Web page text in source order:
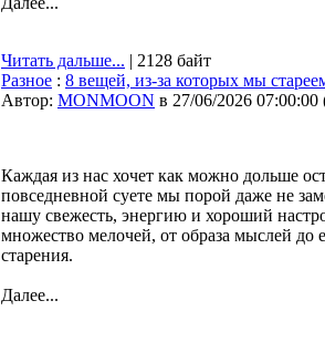
Читать дальше... | 2128 байт
Разное : 8 вещей, из-за которых мы
Автор: MONMOON в 27/06/2026 07:00:00
Каждая из нас хочет как можно дольше
повседневной суете мы порой даже не
нашу свежесть, энергию и хороший
множество мелочей, от образа мыслей
старения.
Далее...